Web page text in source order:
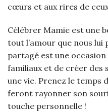
cœurs et aux rires de
Célébrer Mamie est une
tout l’amour que nous
partagé est une
familiaux et de créer
une vie. Prenez le temps
feront rayonner son
touche personnelle !